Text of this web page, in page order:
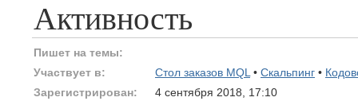
Активность
Пишет на темы:
Участвует в:
Стол заказов MQL • Скальпинг •
Зарегистрирован:
4 сентября 2018, 17:10